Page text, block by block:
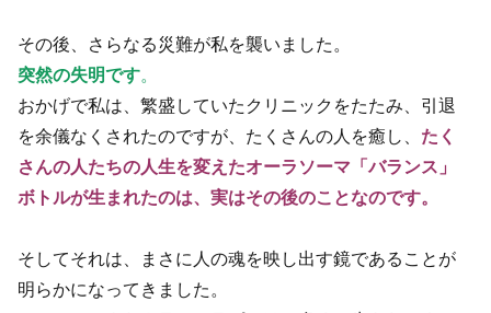
その後、さらなる災難が私を襲いました。
突然の失明です。
おかげで私は、繁盛していたクリニックをたたみ、引退
を余儀なくされたのですが、たくさんの人を癒し、 たく
さんの人たちの人生を変えたオーラソーマ「バランス」
ボトルが生まれたのは、実はその後のことなのです。
そしてそれは、まさに人の魂を映し出す鏡であることが
明らかになってきました。